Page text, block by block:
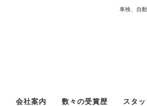
車検、自
会社案内 数々の受賞歴 スタ